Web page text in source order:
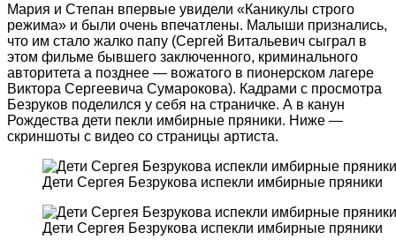
Мария и Степан впервые увидели «Каникулы строго
режима» и были очень впечатлены. Малыши признались,
что им стало жалко папу (Сергей Витальевич сыграл в
этом фильме бывшего заключенного, криминального
авторитета а позднее — вожатого в пионерском лагере
Виктора Сергеевича Сумарокова). Кадрами с просмотра
Безруков поделился у себя на страничке. А в канун
Рождества дети пекли имбирные пряники. Ниже —
скриншоты с видео со страницы артиста.
Дети Сергея Безрукова испекли имбирные пряники
Дети Сергея Безрукова испекли имбирные пряники